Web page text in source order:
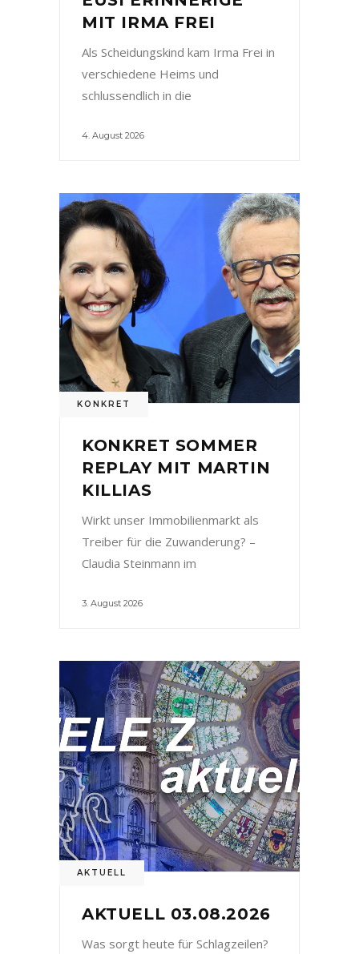
MIT IRMA FREI
Als Scheidungskind kam Irma Frei in
verschiedene Heims und
schlussendlich in die
4. August 2026
KONKRET
KONKRET SOMMER
REPLAY MIT MARTIN
KILLIAS
Wirkt unser Immobilienmarkt als
Treiber für die Zuwanderung? –
Claudia Steinmann im
3. August 2026
AKTUELL
AKTUELL 03.08.2026
Was sorgt heute für Schlagzeilen?